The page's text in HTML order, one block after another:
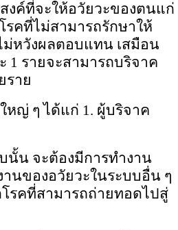
งค์ที่จะให้อวัยวะของตนแก่
รคที่ไม่สามารถรักษาให้
หวังผลตอบแทน เสมือน
1 รายจะสามารถบริจาค
ราย
หญ่ ๆ ได้แก่ 1. ผู้บริจาค
น จะต้องมีการทำงาน
นของอวัยวะในระบบอื่น ๆ
รคที่สามารถถ่ายทอดไปสู่